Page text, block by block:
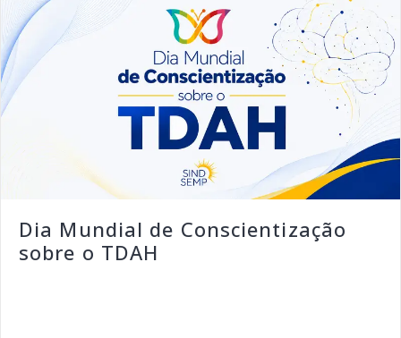
Dia Mundial de Conscientização
sobre o TDAH